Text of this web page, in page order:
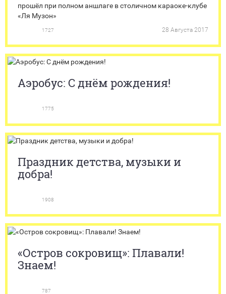
прошёл при полном аншлаге в столичном караоке-клубе
«Ля Музон»
1727 28 Августа 2017
Аэробус: С днём рождения!
1775
Праздник детства, музыки и
добра!
1908
«Остров сокровищ»: Плавали!
Знаем!
787